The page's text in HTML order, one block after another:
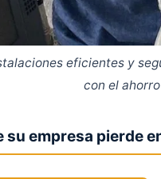
eficientes y
con el
su empresa pierde